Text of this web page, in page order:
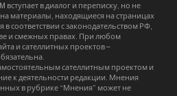
в диалог и переписку, но не
на материалы, находящиеся на страницах
соответствии с законодательством РФ,
и смежных правах. При любом
и сателлитных проектов –
сателлитным проектом и
к деятельности редакции. Мнения
в рубрике “Мнения” может не